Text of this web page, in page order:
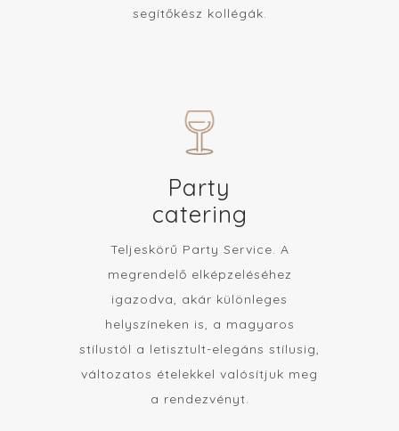
segítőkész kollégák.
Party
catering
Teljeskörű Party Service. A
megrendelő elképzeléséhez
igazodva, akár különleges
helyszíneken is, a magyaros
stílustól a letisztult-elegáns stílusig,
változatos ételekkel valósítjuk meg
a rendezvényt.